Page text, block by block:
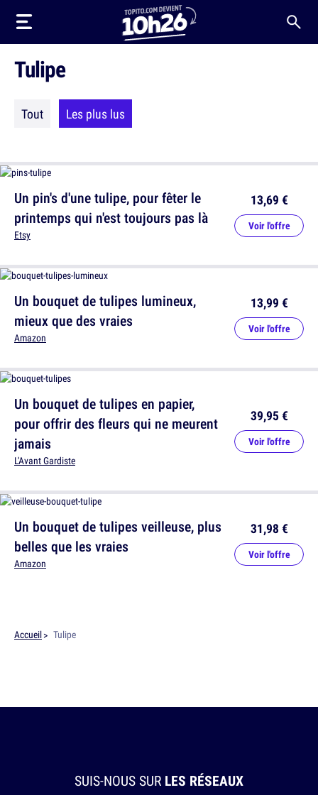
Tulipe
Tout Les plus lus
Un pin's d'une tulipe, pour fêter le
printemps qui n'est toujours pas là
Etsy
13,69 €
Voir l'offre
Un bouquet de tulipes en papier,
pour offrir des fleurs qui ne meurent
jamais
L'Avant Gardiste
39,95 €
Voir l'offre
Un bouquet de tulipes lumineux,
mieux que des vraies
Amazon
13,99 €
Voir l'offre
Un bouquet de tulipes veilleuse, plus
belles que les vraies
Amazon
31,98 €
Voir l'offre
Accueil Tulipe
SUIS-NOUS SUR LES RÉSEAUX